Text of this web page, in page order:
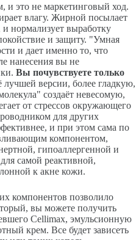
и это не маркетинговый ход.
влагу. Жирной посылает
нормализует выработку
и защиту. "Умная
и дает именно то, что
нанесения вы не
Вы почувствуете только
лучшей версии, более гладкую,
создаёт невесомую,
от стрессов окружающего
для других
и при этом сама по
компонентом,
гипоаллергенной и
самой реактивной,
к акне кожи.
компонентов позволило
вы можете получить
Cellimax, эмульсионную
крем. Все будет зависеть